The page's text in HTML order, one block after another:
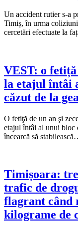
Un accident rutier s-a
Timiș, în urma
cercetări efectuate la
VEST: o fetiță
la etajul întâi
căzut de la
O fetiţă de un an şi
etajul întâi al unui bloc
încearcă să
Timișoara:
trafic de
flagrant când
kilograme de